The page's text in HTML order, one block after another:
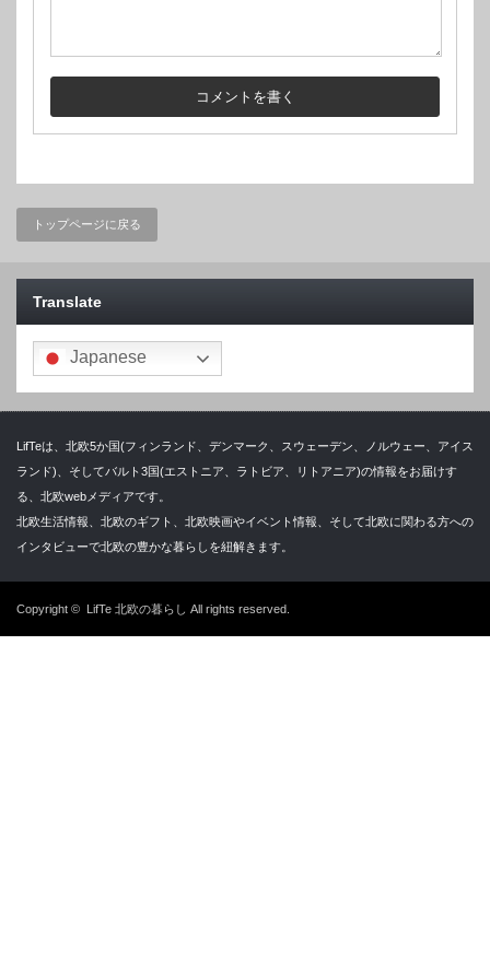
トップページに戻る
Translate
Japanese
LifTeは、北欧5か国(フィンランド、デンマーク、スウェーデン、ノルウェー、アイス
ランド)、そしてバルト3国(エストニア、ラトビア、リトアニア)の情報をお届けす
る、北欧webメディアです。
北欧生活情報、北欧のギフト、北欧映画やイベント情報、そして北欧に関わる方への
インタビューで北欧の豊かな暮らしを紐解きます。
Copyright © LifTe 北欧の暮らし All rights reserved.